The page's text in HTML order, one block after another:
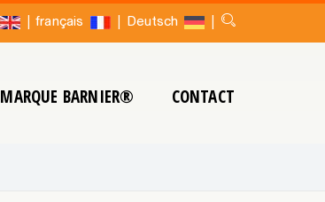
| français | Deutsch |
MARQUE BARNIER® CONTACT